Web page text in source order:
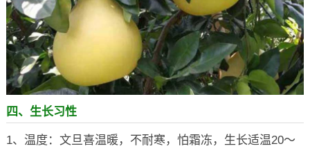
四、生长习性
1、温度：文旦喜温暖，不耐寒，怕霜冻，生长适温20～